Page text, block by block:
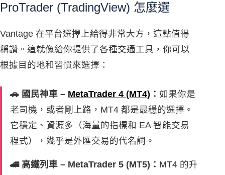
ProTrader (TradingView) 怎麼選
Vantage 在平台選擇上給得非常大方，這點值得
稱讚。這就像給你提供了各種交通工具，你可以
根據目的地和習慣來選擇：
🚗 國民神車 – MetaTrader 4 (MT4) ： 如果你是
老司機，或者剛上路，MT4 都是最穩的選擇。
它穩定、資源多（海量的指標和 EA 智能交易
程式），幾乎是外匯交易的代名詞。
🚄 高鐵列車 – MetaTrader 5 (MT5)： MT4 的升